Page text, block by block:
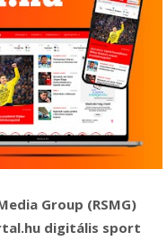
Group (RSMG)
digitális sport